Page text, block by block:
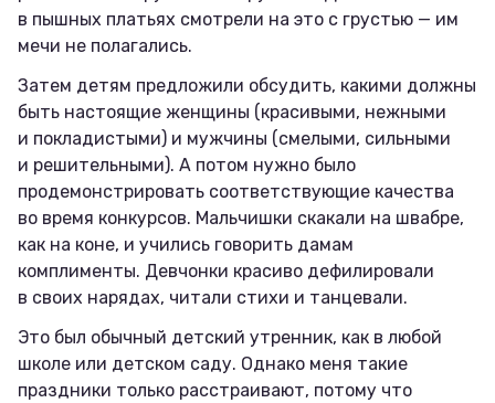
в пышных платьях смотрели на это с грустью — им
мечи не полагались.
Затем детям предложили обсудить, какими должны
быть настоящие женщины (красивыми, нежными
и покладистыми) и мужчины (смелыми, сильными
и решительными). А потом нужно было
продемонстрировать соответствующие качества
во время конкурсов. Мальчишки скакали на швабре,
как на коне, и учились говорить дамам
комплименты. Девчонки красиво дефилировали
в своих нарядах, читали стихи и танцевали.
Это был обычный детский утренник, как в любой
школе или детском саду. Однако меня такие
праздники только расстраивают, потому что